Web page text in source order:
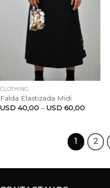
CLOTHING
Falda Elastizada Midi
USD 40,00– USD 60,00
1 2